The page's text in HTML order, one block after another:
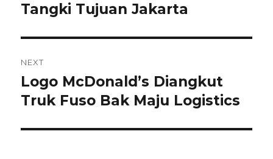
post:
Tangki Tujuan Jakarta
NEXT
Next
post:
Logo McDonald’s Diangkut
Truk Fuso Bak Maju Logistics